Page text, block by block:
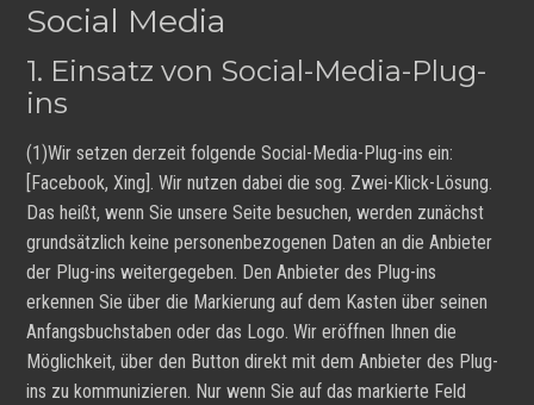
Social Media
1. Einsatz von Social-Media-Plug-
ins
(1)Wir setzen derzeit folgende Social-Media-Plug-ins ein:
[Facebook, Xing]. Wir nutzen dabei die sog. Zwei-Klick-Lösung.
Das heißt, wenn Sie unsere Seite besuchen, werden zunächst
grundsätzlich keine personenbezogenen Daten an die Anbieter
der Plug-ins weitergegeben. Den Anbieter des Plug-ins
erkennen Sie über die Markierung auf dem Kasten über seinen
Anfangsbuchstaben oder das Logo. Wir eröffnen Ihnen die
Möglichkeit, über den Button direkt mit dem Anbieter des Plug-
ins zu kommunizieren. Nur wenn Sie auf das markierte Feld